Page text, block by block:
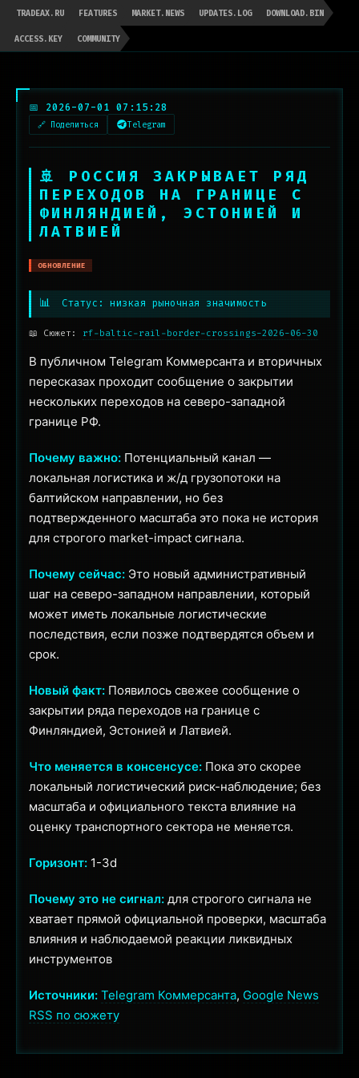
TRADEAX.RU FEATURES MARKET.NEWS UPDATES.LOG DOWNLOAD.BIN
ACCESS.KEY COMMUNITY
📅 2026-07-01 07:15:28
🔗 Поделиться Telegram
🚢 РОССИЯ ЗАКРЫВАЕТ РЯД
ПЕРЕХОДОВ НА ГРАНИЦЕ С
ФИНЛЯНДИЕЙ, ЭСТОНИЕЙ И
ЛАТВИЕЙ
ОБНОВЛЕНИЕ
📊 Статус: низкая рыночная значимость
📖 Сюжет: rf-baltic-rail-border-crossings-2026-06-30
В публичном Telegram Коммерсанта и вторичных
пересказах проходит сообщение о закрытии
нескольких переходов на северо-западной
границе РФ.
Почему важно: Потенциальный канал —
локальная логистика и ж/д грузопотоки на
балтийском направлении, но без
подтвержденного масштаба это пока не история
для строгого market-impact сигнала.
Почему сейчас: Это новый административный
шаг на северо-западном направлении, который
может иметь локальные логистические
последствия, если позже подтвердятся объем и
срок.
Новый факт: Появилось свежее сообщение о
закрытии ряда переходов на границе с
Финляндией, Эстонией и Латвией.
Что меняется в консенсусе: Пока это скорее
локальный логистический риск-наблюдение; без
масштаба и официального текста влияние на
оценку транспортного сектора не меняется.
Горизонт: 1-3d
Почему это не сигнал: для строгого сигнала не
хватает прямой официальной проверки, масштаба
влияния и наблюдаемой реакции ликвидных
инструментов
Источники: Telegram Коммерсанта, Google News
RSS по сюжету